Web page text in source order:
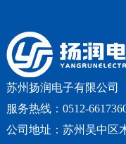
苏州扬润电子有限公司
服务热线：0512-
公司地址：苏州吴中区